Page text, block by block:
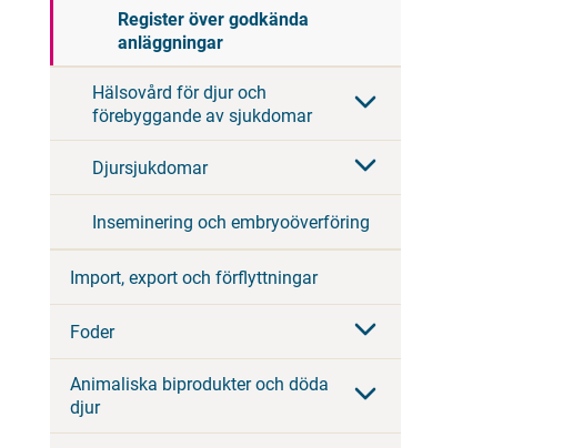
Register över godkända
anläggningar
Hälsovård för djur och
förebyggande av sjukdomar
Djursjukdomar
Inseminering och embryoöverföring
Import, export och förflyttningar
Foder
Animaliska biprodukter och döda
djur